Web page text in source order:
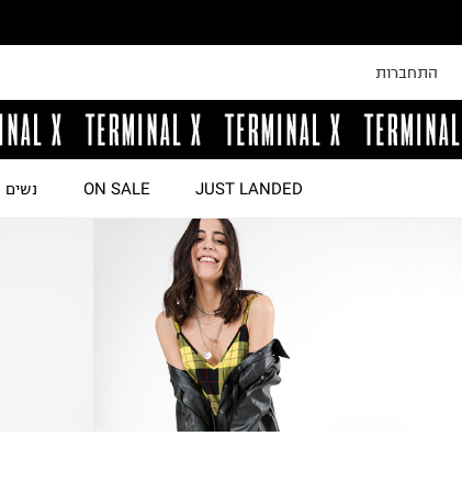
התחברות
JUST LANDED
ON SALE נשים